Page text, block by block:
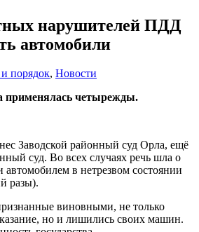
нарушителей ПДД
автомобили
порядок, Новости
применялась четырежды.
Заводской районный суд Орла, ещё
суд. Во всех случаях речь шла о
в нетрезвом состоянии
разы).
виновными, не только
но и лишились своих машин.